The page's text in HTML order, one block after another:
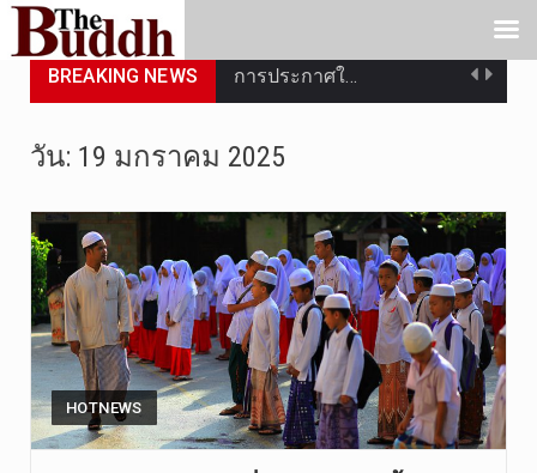
BREAKING NEWS การประกาศใ…
วันที่ 4 ส…
วันจันทร์ท…
วันที่ 3 ก…
บทวิเคราะห…
วัน: 19 มกราคม 2025
HOTNEWS